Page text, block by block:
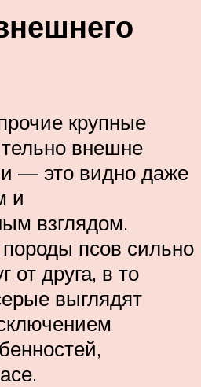
крупные
внешне
— это видно даже
и
взглядом.
псов сильно
от друга, в то
выглядят